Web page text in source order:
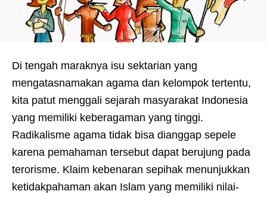
Di tengah maraknya isu sektarian yang
mengatasnamakan agama dan kelompok tertentu,
kita patut menggali sejarah masyarakat Indonesia
yang memiliki keberagaman yang tinggi.
Radikalisme agama tidak bisa dianggap sepele
karena pemahaman tersebut dapat berujung pada
terorisme. Klaim kebenaran sepihak menunjukkan
ketidakpahaman akan Islam yang memiliki nilai-